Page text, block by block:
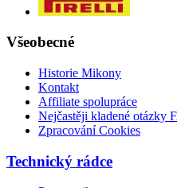
Všeobecné
Historie Mikony
Kontakt
Affiliate spolupráce
Nejčastěji kladené otázky
Zpracování Cookies
Technický rádce